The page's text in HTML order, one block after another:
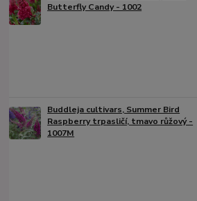
Butterfly Candy - 1002
Buddleja cultivars, Summer Bird
Raspberry trpasličí, tmavo růžový -
1007M